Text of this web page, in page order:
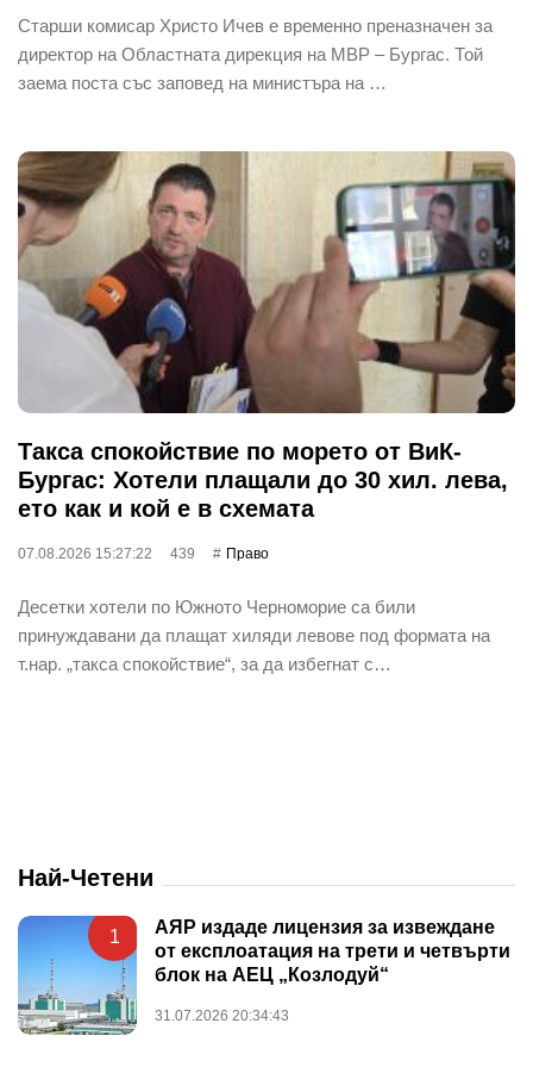
Старши комисар Христо Ичев е временно преназначен за
директор на Областната дирекция на МВР – Бургас. Той
заема поста със заповед на министъра на …
Такса спокойствие по морето от ВиК-
Бургас: Хотели плащали до 30 хил. лева,
ето как и кой е в схемата
07.08.2026 15:27:22 439 Право
Десетки хотели по Южното Черноморие са били
принуждавани да плащат хиляди левове под формата на
т.нар. „такса спокойствие“, за да избегнат с…
Най-Четени
1
АЯР издаде лицензия за извеждане
от експлоатация на трети и четвърти
блок на АЕЦ „Козлодуй“
31.07.2026 20:34:43